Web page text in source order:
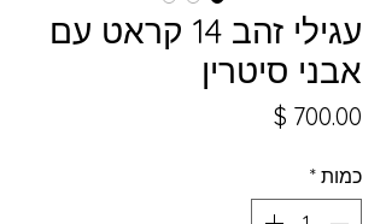
עגילי זהב 14 קראט עם
אבני סיטרין
מחיר
כמות *